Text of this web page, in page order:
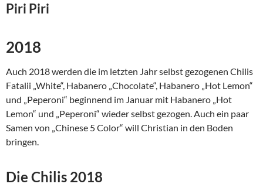
Piri Piri
2018
Auch 2018 werden die im letzten Jahr selbst gezogenen Chilis
Fatalii „White“, Habanero „Chocolate“, Habanero „Hot Lemon“
und „Peperoni“ beginnend im Januar mit Habanero „Hot
Lemon“ und „Peperoni“ wieder selbst gezogen. Auch ein paar
Samen von „Chinese 5 Color“ will Christian in den Boden
bringen.
Die Chilis 2018